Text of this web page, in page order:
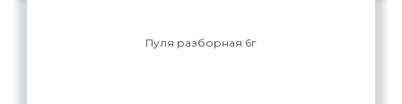
Пуля разборная 6г